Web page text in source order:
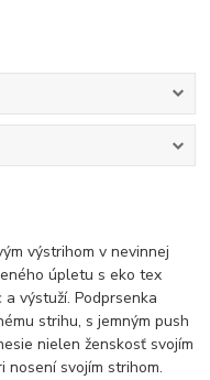
výstrihom v nevinnej
úpletu s eko tex
výstuží. Podprsenka
strihu, s jemným push
nielen ženskosť svojím
nosení svojím strihom.